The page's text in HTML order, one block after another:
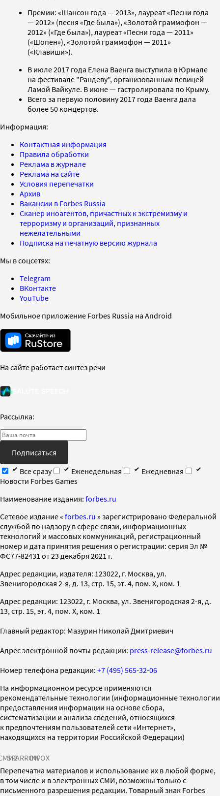
Премии: «Шансон года — 2013», лауреат «Песни года
— 2012» (песня «Где была»), «Золотой граммофон —
2012» («Где была»), лауреат «Песни года — 2011»
(«Шопен»), «Золотой граммофон — 2011»
(«Клавиши»).
В июле 2017 года Елена Ваенга выступила в Юрмале
на фестивале "Рандеву", организованным певицей
Ламой Вайкуле. В июне — гастролировала по Крыму.
Всего за первую половину 2017 года Ваенга дала
более 50 концертов.
Информация:
Контактная информация
Правила обработки
Реклама в журнале
Реклама на сайте
Условия перепечатки
Архив
Вакансии в Forbes Russia
Сканер иноагентов, причастных к экстремизму и
терроризму и организаций, признанных
нежелательными
Подписка на печатную версию журнала
Мы в соцсетях:
Telegram
ВКонтакте
YouTube
Мобильное приложение Forbes Russia на Android
На сайте работает синтез речи
Рассылка:
Подписаться
Все сразу
Еженедельная
Ежедневная
Новости Forbes Games
Наименование издания: forbes.ru
Cетевое издание « forbes.ru » зарегистрировано Федеральной
службой по надзору в сфере связи, информационных
технологий и массовых коммуникаций, регистрационный
номер и дата принятия решения о регистрации: серия Эл №
ФС77-82431 от 23 декабря 2021 г.
Адрес редакции, издателя: 123022, г. Москва, ул.
Звенигородская 2-я, д. 13, стр. 15, эт. 4, пом. X, ком. 1
Адрес редакции: 123022, г. Москва, ул. Звенигородская 2-я, д.
13, стр. 15, эт. 4, пом. X, ком. 1
Главный редактор: Мазурин Николай Дмитриевич
Адрес электронной почты редакции: press-release@forbes.ru
Номер телефона редакции: +7 (495) 565-32-06
На информационном ресурсе применяются
рекомендательные технологии (информационные технологии
предоставления информации на основе сбора,
систематизации и анализа сведений, относящихся
к предпочтениям пользователей сети «Интернет»,
находящихся на территории Российской Федерации)
SPARROWINFOX
Перепечатка материалов и использование их в любой форме,
в том числе и в электронных СМИ, возможны только с
письменного разрешения редакции. Товарный знак Forbes